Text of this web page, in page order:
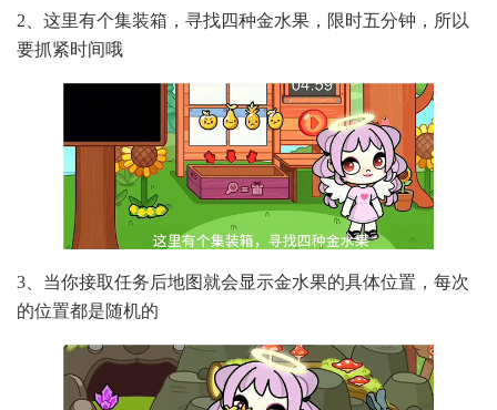
2、这里有个集装箱，寻找四种金水果，限时五分钟，所以
要抓紧时间哦
3、当你接取任务后地图就会显示金水果的具体位置，每次
的位置都是随机的